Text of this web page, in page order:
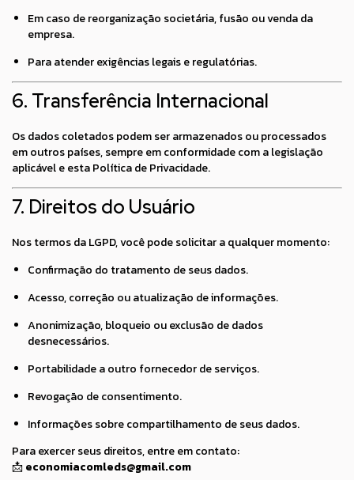
Em caso de reorganização societária, fusão ou venda da
empresa.
Para atender exigências legais e regulatórias.
6. Transferência Internacional
Os dados coletados podem ser armazenados ou processados
em outros países, sempre em conformidade com a legislação
aplicável e esta Política de Privacidade.
7. Direitos do Usuário
Nos termos da LGPD, você pode solicitar a qualquer momento:
Confirmação do tratamento de seus dados.
Acesso, correção ou atualização de informações.
Anonimização, bloqueio ou exclusão de dados
desnecessários.
Portabilidade a outro fornecedor de serviços.
Revogação de consentimento.
Informações sobre compartilhamento de seus dados.
Para exercer seus direitos, entre em contato:
📩economiacomleds@gmail.com